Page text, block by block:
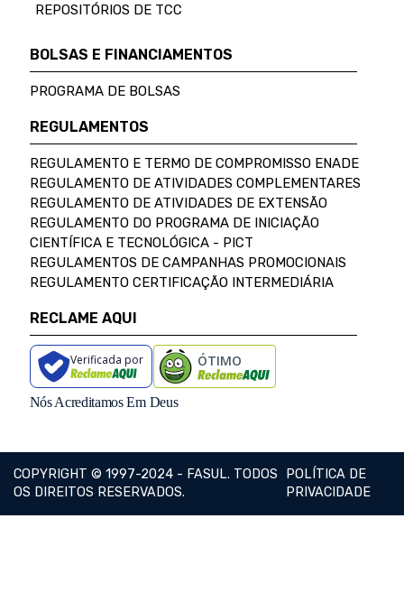
REPOSITÓRIOS DE TCC
BOLSAS E FINANCIAMENTOS
PROGRAMA DE BOLSAS
REGULAMENTOS
REGULAMENTO E TERMO DE COMPROMISSO ENADE
REGULAMENTO DE ATIVIDADES COMPLEMENTARES
REGULAMENTO DE ATIVIDADES DE EXTENSÃO
REGULAMENTO DO PROGRAMA DE INICIAÇÃO
CIENTÍFICA E TECNOLÓGICA - PICT
REGULAMENTOS DE CAMPANHAS PROMOCIONAIS
REGULAMENTO CERTIFICAÇÃO INTERMEDIÁRIA
RECLAME AQUI
Verificada por ÓTIMO
Nós Acreditamos Em Deus
COPYRIGHT © 1997-2024 - FASUL. TODOS
OS DIREITOS RESERVADOS.
POLÍTICA DE
PRIVACIDADE